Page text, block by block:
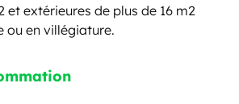
et extérieures de plus de 16 m2
ou en villégiature.